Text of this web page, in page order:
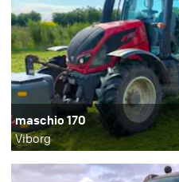
maschio 170
Viborg